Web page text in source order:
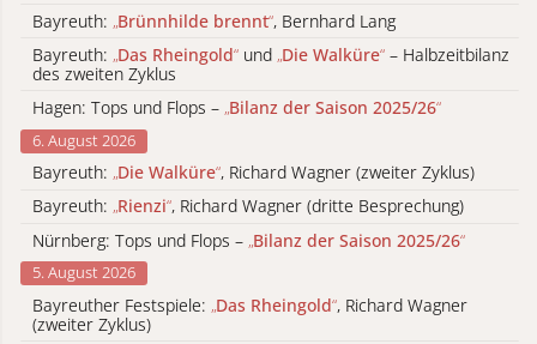
Bayreuth: „Brünnhilde brennt“, Bernhard Lang
Bayreuth: „Das Rheingold“ und „Die Walküre“ – Halbzeitbilanz
des zweiten Zyklus
Hagen: Tops und Flops – „Bilanz der Saison 2025/26“
6. August 2026
Bayreuth: „Die Walküre“, Richard Wagner (zweiter Zyklus)
Bayreuth: „Rienzi“, Richard Wagner (dritte Besprechung)
Nürnberg: Tops und Flops – „Bilanz der Saison 2025/26“
5. August 2026
Bayreuther Festspiele: „Das Rheingold“, Richard Wagner
(zweiter Zyklus)